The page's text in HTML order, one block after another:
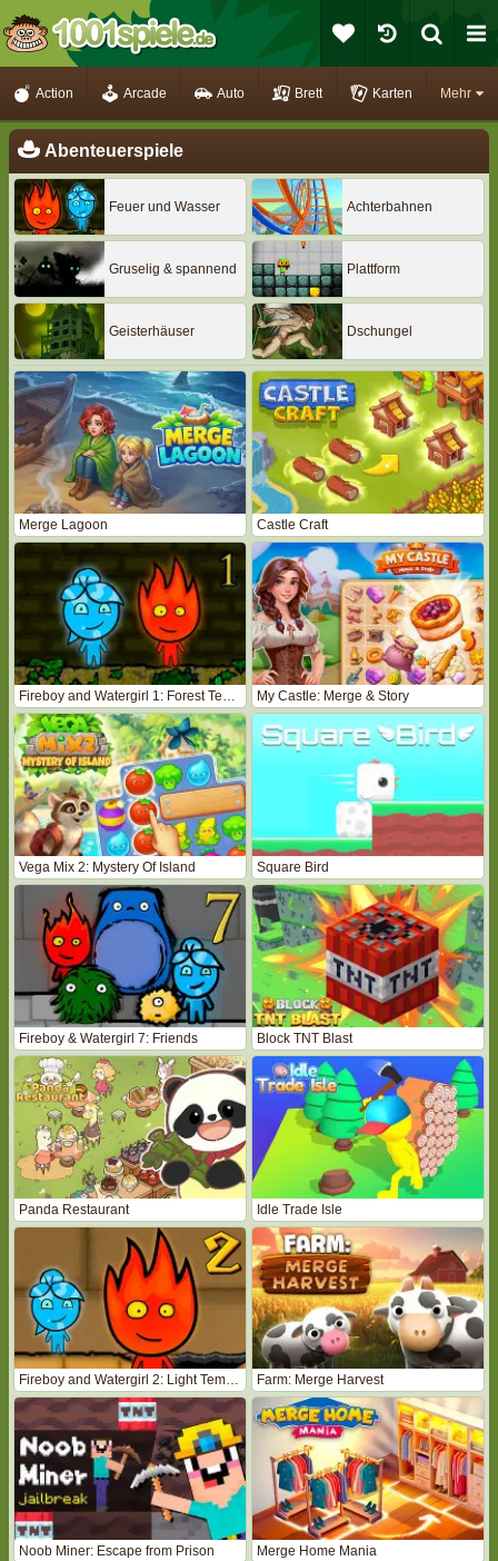
Mehr
Action Arcade Auto Brett Karten
Abenteuerspiele
Feuer und Wasser Achterbahnen
Gruselig & spannend Plattform
Geisterhäuser Dschungel
Merge Lagoon Castle Craft
Fireboy and Watergirl 1: Forest Temple My Castle: Merge & Story
Vega Mix 2: Mystery Of Island Square Bird
Fireboy & Watergirl 7: Friends Block TNT Blast
Panda Restaurant Idle Trade Isle
Fireboy and Watergirl 2: Light Temple Farm: Merge Harvest
Noob Miner: Escape from Prison Merge Home Mania